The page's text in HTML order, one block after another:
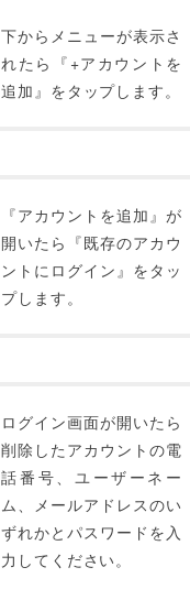
下からメニューが表示さ
れたら『+アカウントを
追加』をタップします。
『アカウントを追加』が
開いたら『既存のアカウ
ントにログイン』をタッ
プします。
ログイン画面が開いたら
削除したアカウントの電
話番号、ユーザーネー
ム、メールアドレスのい
ずれかとパスワードを入
力してください。